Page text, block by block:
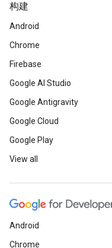
构建
Android
Chrome
Firebase
Google AI Studio
Google Antigravity
Google Cloud
Google Play
View all
Android
Chrome